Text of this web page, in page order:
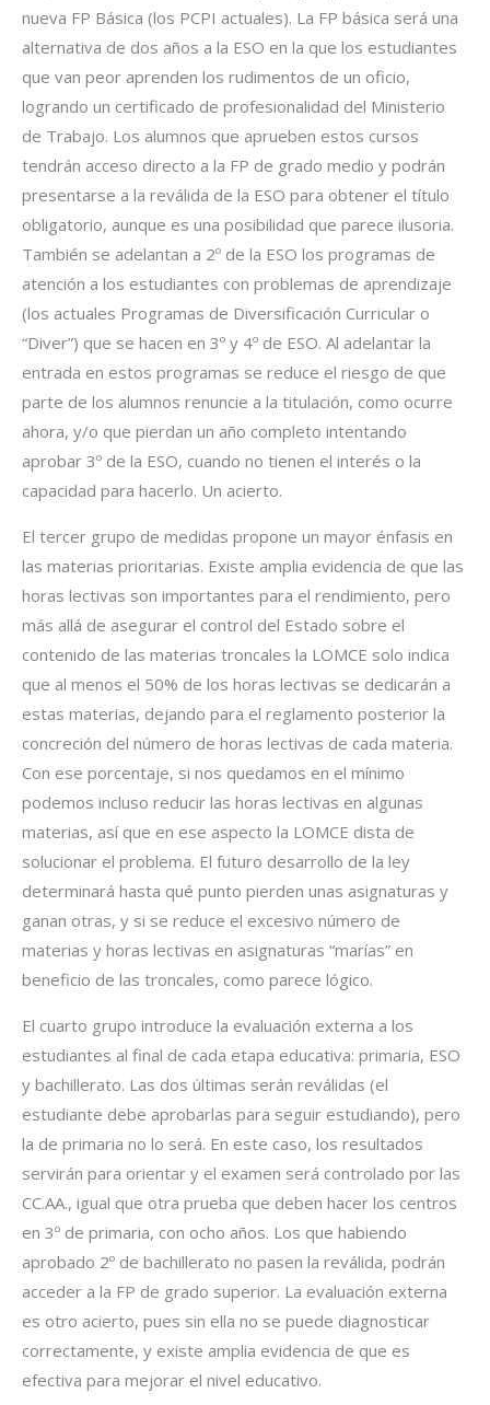
nueva FP Básica (los PCPI actuales). La FP básica será una
alternativa de dos años a la ESO en la que los estudiantes
que van peor aprenden los rudimentos de un oficio,
logrando un certificado de profesionalidad del Ministerio
de Trabajo. Los alumnos que aprueben estos cursos
tendrán acceso directo a la FP de grado medio y podrán
presentarse a la reválida de la ESO para obtener el título
obligatorio, aunque es una posibilidad que parece ilusoria.
También se adelantan a 2º de la ESO los programas de
atención a los estudiantes con problemas de aprendizaje
(los actuales Programas de Diversificación Curricular o
“Diver”) que se hacen en 3º y 4º de ESO. Al adelantar la
entrada en estos programas se reduce el riesgo de que
parte de los alumnos renuncie a la titulación, como ocurre
ahora, y/o que pierdan un año completo intentando
aprobar 3º de la ESO, cuando no tienen el interés o la
capacidad para hacerlo. Un acierto.
El tercer grupo de medidas propone un mayor énfasis en
las materias prioritarias. Existe amplia evidencia de que las
horas lectivas son importantes para el rendimiento, pero
más allá de asegurar el control del Estado sobre el
contenido de las materias troncales la LOMCE solo indica
que al menos el 50% de los horas lectivas se dedicarán a
estas materias, dejando para el reglamento posterior la
concreción del número de horas lectivas de cada materia.
Con ese porcentaje, si nos quedamos en el mínimo
podemos incluso reducir las horas lectivas en algunas
materias, así que en ese aspecto la LOMCE dista de
solucionar el problema. El futuro desarrollo de la ley
determinará hasta qué punto pierden unas asignaturas y
ganan otras, y si se reduce el excesivo número de
materias y horas lectivas en asignaturas “marías” en
beneficio de las troncales, como parece lógico.
El cuarto grupo introduce la evaluación externa a los
estudiantes al final de cada etapa educativa: primaria, ESO
y bachillerato. Las dos últimas serán reválidas (el
estudiante debe aprobarlas para seguir estudiando), pero
la de primaria no lo será. En este caso, los resultados
servirán para orientar y el examen será controlado por las
CC.AA., igual que otra prueba que deben hacer los centros
en 3º de primaria, con ocho años. Los que habiendo
aprobado 2º de bachillerato no pasen la reválida, podrán
acceder a la FP de grado superior. La evaluación externa
es otro acierto, pues sin ella no se puede diagnosticar
correctamente, y existe amplia evidencia de que es
efectiva para mejorar el nivel educativo.